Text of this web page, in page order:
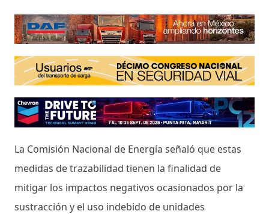
La Comisión Nacional de Energía señaló que estas
medidas de trazabilidad tienen la finalidad de
mitigar los impactos negativos ocasionados por la
sustracción y el uso indebido de unidades